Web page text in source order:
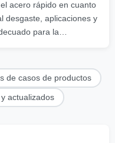
acero rápido en cuanto
desgaste, aplicaciones y
para la
de casos de productos
actualizados